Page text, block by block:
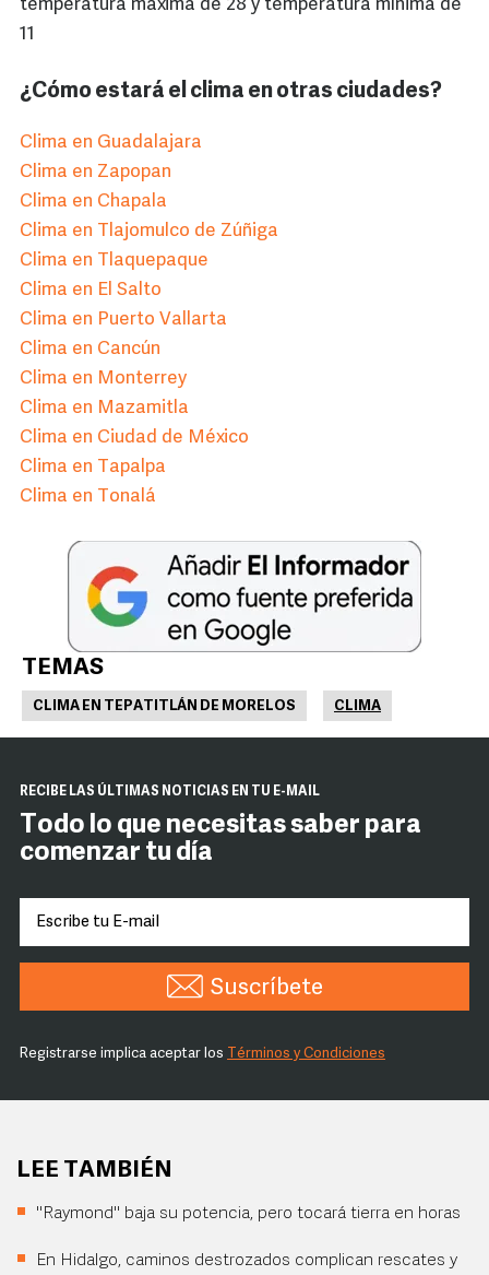
temperatura máxima de 28 y temperatura mínima de
11
¿Cómo estará el clima en otras ciudades?
Clima en Guadalajara
Clima en Zapopan
Clima en Chapala
Clima en Tlajomulco de Zúñiga
Clima en Tlaquepaque
Clima en El Salto
Clima en Puerto Vallarta
Clima en Cancún
Clima en Monterrey
Clima en Mazamitla
Clima en Ciudad de México
Clima en Tapalpa
Clima en Tonalá
TEMAS
CLIMA EN TEPATITLÁN DE MORELOS CLIMA
RECIBE LAS ÚLTIMAS NOTICIAS EN TU E-MAIL
Todo lo que necesitas saber para
comenzar tu día
Suscríbete
Registrarse implica aceptar los Términos y Condiciones
LEE TAMBIÉN
"Raymond" baja su potencia, pero tocará tierra en horas
En Hidalgo, caminos destrozados complican rescates y